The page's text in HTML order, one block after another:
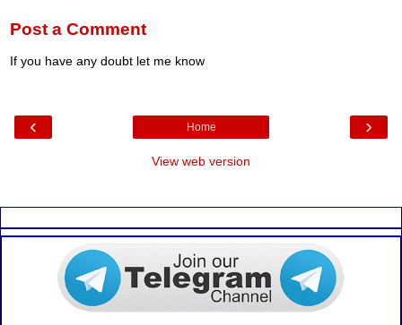
Post a Comment
If you have any doubt let me know
‹ ›
Home
View web version